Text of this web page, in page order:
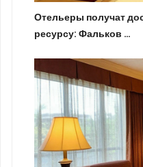
Отельеры получат
ресурсу: Фальков …